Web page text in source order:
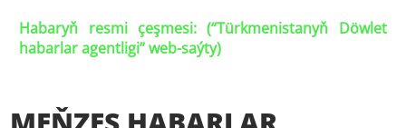
Habaryň resmi çeşmesi: (“Türkmenistanyň Döwlet
habarlar agentligi” web-saýty)